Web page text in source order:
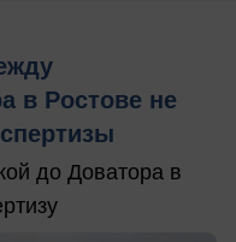
в Ростове не
до Доватора в